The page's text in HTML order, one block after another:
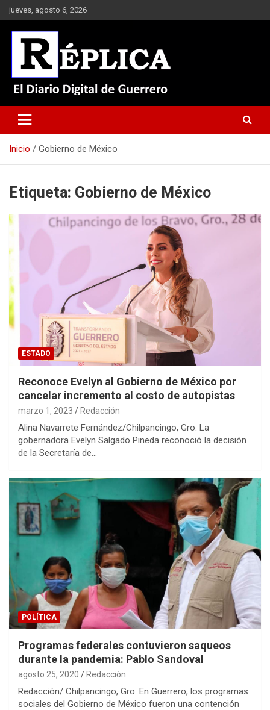
Saltar
al
contenido
jueves, agosto 6, 2026
Réplica
Inicio Gobierno de México
Etiqueta: Gobierno de México
ESTADO
Reconoce Evelyn al Gobierno de México por
cancelar incremento al costo de autopistas
marzo 1, 2023 Redacción
Alina Navarrete Fernández/Chilpancingo, Gro. La
gobernadora Evelyn Salgado Pineda reconoció la decisión
de la Secretaría de…
POLÍTICA
Programas federales contuvieron saqueos
durante la pandemia: Pablo Sandoval
agosto 25, 2020 Redacción
Redacción/ Chilpancingo, Gro. En Guerrero, los programas
sociales del Gobierno de México fueron una contención